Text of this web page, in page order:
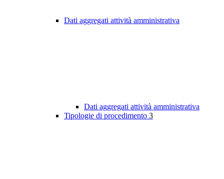
Dati aggregati attività amministrativa
Dati aggregati attività amministrativa
Tipologie di procedimento 3